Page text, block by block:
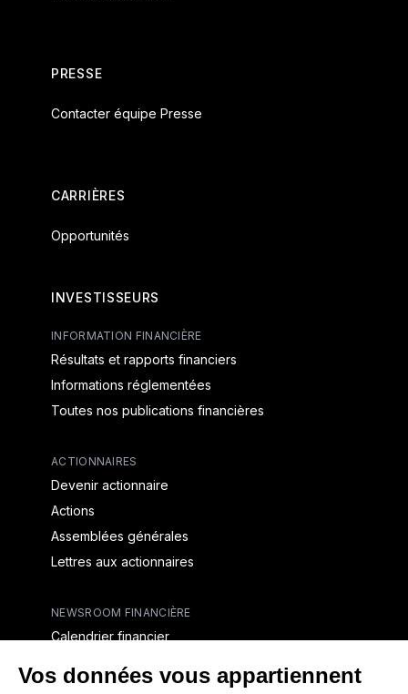
PRESSE
Contacter équipe Presse
CARRIÈRES
Opportunités
INVESTISSEURS
INFORMATION FINANCIÈRE
Résultats et rapports financiers
Informations réglementées
Toutes nos publications financières
ACTIONNAIRES
Devenir actionnaire
Actions
Assemblées générales
Lettres aux actionnaires
NEWSROOM FINANCIÈRE
Calendrier financier